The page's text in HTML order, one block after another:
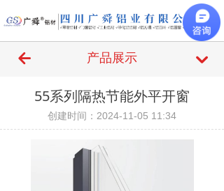
끀
55系列隔热节能外平开窗
创建时间： 2024-11-05 11:34
녔 产品展示 낔